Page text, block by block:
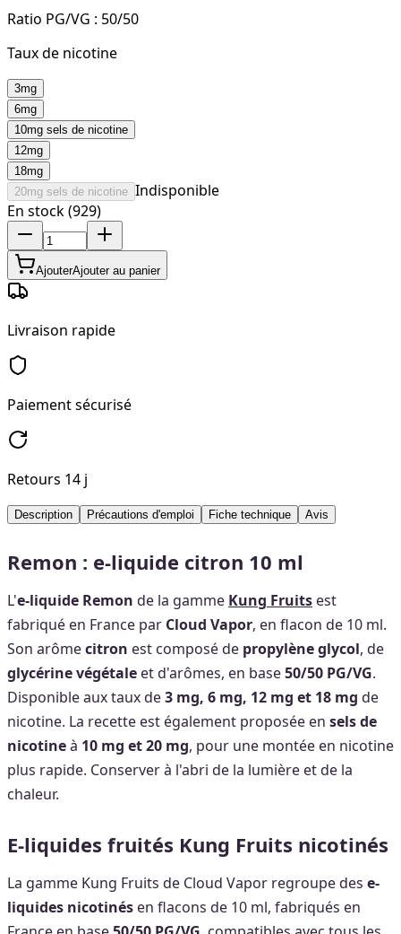
Ratio PG/VG : 50/50
Taux de nicotine
3mg
6mg
10mg sels de nicotine
12mg
18mg
20mg sels de nicotine Indisponible
En stock (929)
AjouterAjouter au panier
Livraison rapide
Paiement sécurisé
Retours 14 j
Description Précautions d'emploi Fiche technique Avis
Remon : e-liquide citron 10 ml
L'e-liquide Remon de la gamme Kung Fruits est
fabriqué en France par Cloud Vapor, en flacon de 10 ml.
Son arômecitron est composé de propylène glycol, de
glycérine végétale et d'arômes, en base50/50 PG/VG.
Disponible aux taux de3 mg, 6 mg, 12 mg et 18 mg de
nicotine. La recette est également proposée en sels de
nicotineà 10 mg et 20 mg, pour une montée en nicotine
plus rapide. Conserver à l'abri de la lumière et de la
chaleur.
E-liquides fruités Kung Fruits nicotinés
La gamme Kung Fruits de Cloud Vapor regroupe des e-
liquides nicotinés en flacons de 10 ml, fabriqués en